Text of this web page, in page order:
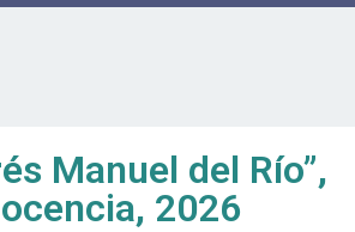
Manuel del Río”,
2026